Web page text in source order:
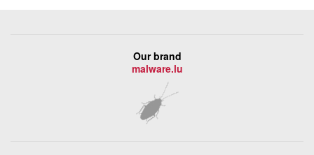
Our brand
malware.lu